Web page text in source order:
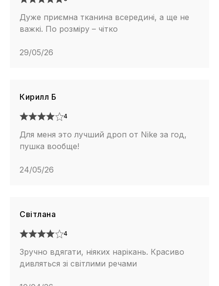
Дуже приємна тканина всередині, а ще не
важкі. По розміру – чітко
29/05/26
Кирилл Б
4
Для меня это лучший дроп от Nike за год,
пушка вообще!
24/05/26
Світлана
4
Зручно вдягати, ніяких нарікань. Красиво
дивляться зі світлими речами